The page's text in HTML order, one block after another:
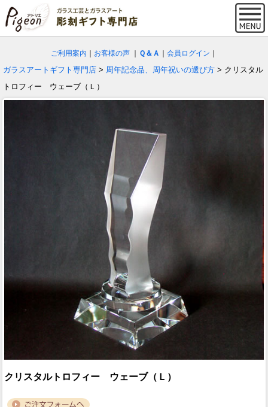
ご利用案内 お客様の声 Ｑ＆Ａ 会員ログイン
ガラスアートギフト専門店 > 周年記念品、周年祝いの選び方 > クリスタル
トロフィー ウェーブ（Ｌ）
クリスタルトロフィー ウェーブ（Ｌ）